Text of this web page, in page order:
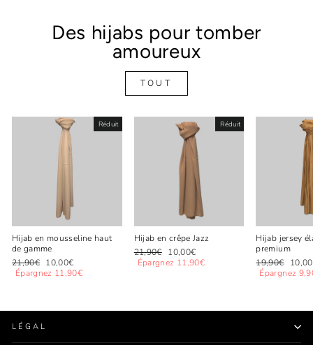
Des hijabs pour tomber
amoureux
TOUT
Réduit
Hijab en mousseline haut
de gamme
Prix
régulier
21,90€ Prix
réduit
10,00€
Épargnez 11,90€
Réduit
Hijab en crêpe Jazz
Prix
régulier
21,90€ Prix
réduit
10,00€
Épargnez 11,90€
Hijab jersey
premium
Prix
régulier
19,90€ Prix
réduit
Épargnez
LÉGAL